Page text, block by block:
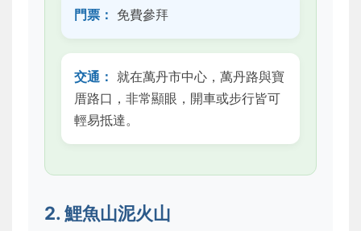
門票： 免費參拜
交通： 就在萬丹市中心，萬丹路與寶
厝路口，非常顯眼，開車或步行皆可
輕易抵達。
2. 鯉魚山泥火山